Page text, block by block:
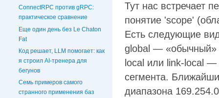
ConnectRPC против gRPC:
практическое сравнение
Еще один день без Le Chaton
Fat
Код решает, LLM помогает: как
я строил AI-тренера для
бегунов
Семь примеров самого
странного применения баз
Тут нас встречает
понятие 'scope'
Есть следующие
global — «обычный»
local или link-local —
сегмента.
диапазона